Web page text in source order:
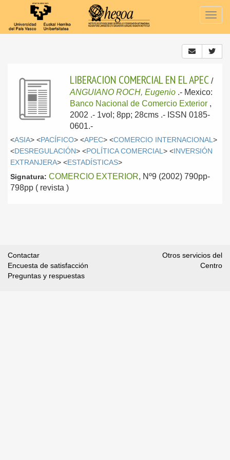
LIBERACION COMERCIAL EN EL APEC /
ANGUIANO ROCH, Eugenio .- Mexico:
Banco Nacional de Comercio Exterior ,
2002 .- 1vol; 8pp; 28cms .- ISSN 0185-
0601.-
<ASIA> <PACÍFICO> <APEC> <COMERCIO INTERNACIONAL >
<DESREGULACIÓN> <POLÍTICA COMERCIAL > <INVERSIÓN
EXTRANJERA> <ESTADÍSTICAS>
Signatura: COMERCIO EXTERIOR, Nº9 (2002) 790pp-
798pp ( revista )
Contactar
Encuesta de satisfacción
Preguntas y respuestas
Otros servicios del
Centro